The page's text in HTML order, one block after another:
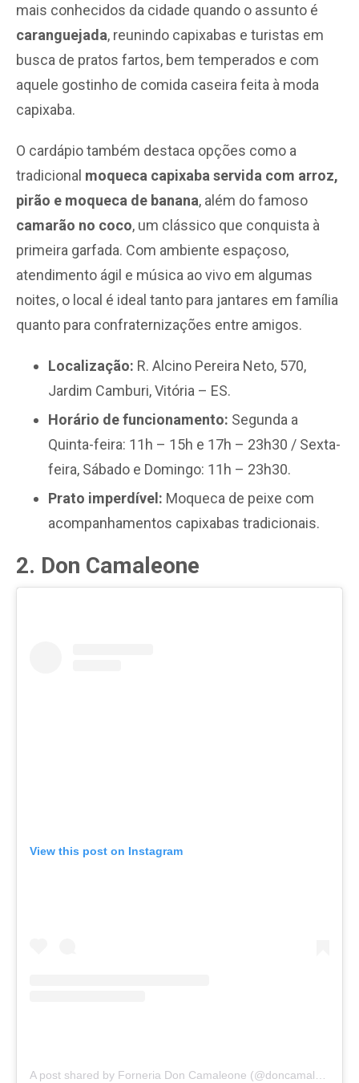
mais conhecidos da cidade quando o assunto é
caranguejada, reunindo capixabas e turistas em
busca de pratos fartos, bem temperados e com
aquele gostinho de comida caseira feita à moda
capixaba.
O cardápio também destaca opções como a
tradicional moqueca capixaba servida com arroz,
pirão e moqueca de banana, além do famoso
camarão no coco, um clássico que conquista à
primeira garfada. Com ambiente espaçoso,
atendimento ágil e música ao vivo em algumas
noites, o local é ideal tanto para jantares em família
quanto para confraternizações entre amigos.
Localização: R. Alcino Pereira Neto, 570,
Jardim Camburi, Vitória – ES.
Horário de funcionamento: Segunda a
Quinta-feira: 11h – 15h e 17h – 23h30 / Sexta-
feira, Sábado e Domingo: 11h – 23h30.
Prato imperdível: Moqueca de peixe com
acompanhamentos capixabas tradicionais.
2. Don Camaleone
View this post on Instagram